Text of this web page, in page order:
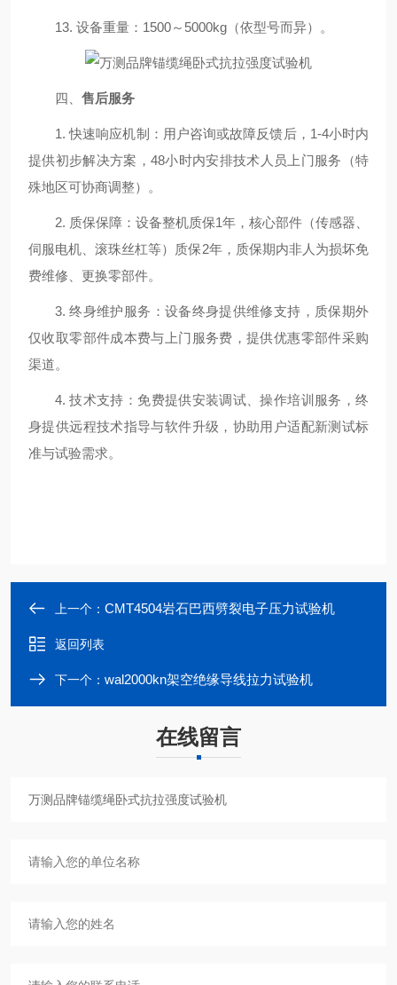
13. 设备重量：1500～5000kg（依型号而异）。
四、 售后服务
1. 快速响应机制：用户咨询或故障反馈后，1-4小时内
提供初步解决方案，48小时内安排技术人员上门服务（特
殊地区可协商调整）。
2. 质保保障：设备整机质保1年，核心部件（传感器、
伺服电机、滚珠丝杠等）质保2年，质保期内非人为损坏免
费维修、更换零部件。
3. 终身维护服务：设备终身提供维修支持，质保期外
仅收取零部件成本费与上门服务费，提供优惠零部件采购
渠道。
4. 技术支持：免费提供安装调试、操作培训服务，终
身提供远程技术指导与软件升级，协助用户适配新测试标
准与试验需求。
上一个： CMT4504岩石巴西劈裂电子压力试验机
返回列表
下一个： wal2000kn架空绝缘导线拉力试验机
在线留言